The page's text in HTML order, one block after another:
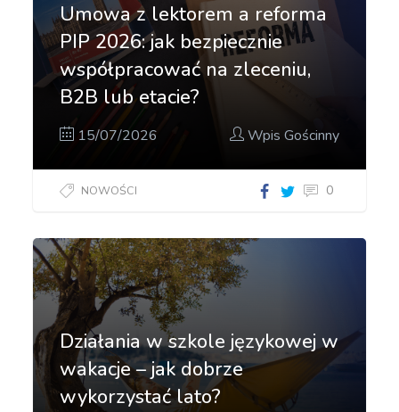
Umowa z lektorem a reforma
PIP 2026: jak bezpiecznie
współpracować na zleceniu,
B2B lub etacie?
15/07/2026 Wpis Gościnny
NOWOŚCI 0
Działania w szkole językowej w
wakacje – jak dobrze
wykorzystać lato?